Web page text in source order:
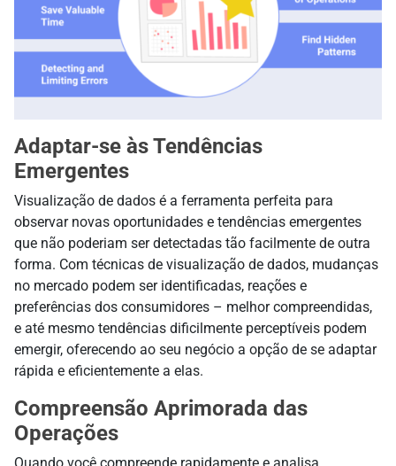
Adaptar-se às Tendências
Emergentes
Visualização de dados é a ferramenta perfeita para
observar novas oportunidades e tendências emergentes
que não poderiam ser detectadas tão facilmente de outra
forma. Com técnicas de visualização de dados, mudanças
no mercado podem ser identificadas, reações e
preferências dos consumidores – melhor compreendidas,
e até mesmo tendências dificilmente perceptíveis podem
emergir, oferecendo ao seu negócio a opção de se adaptar
rápida e eficientemente a elas.
Compreensão Aprimorada das
Operações
Quando você compreende rapidamente e analisa